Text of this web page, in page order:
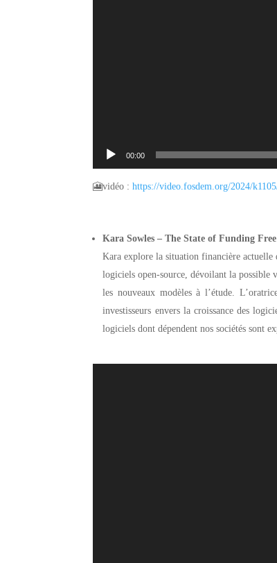
00:00
🎦vidéo :https://video.fosdem.org/2024/
Kara Sowles – The State of Funding
Kara explore la situation financière actuelle
logiciels open-source, dévoilant la possible
les nouveaux modèles à l’étude.
investisseurs envers la croissance des
logiciels dont dépendent nos sociétés sont